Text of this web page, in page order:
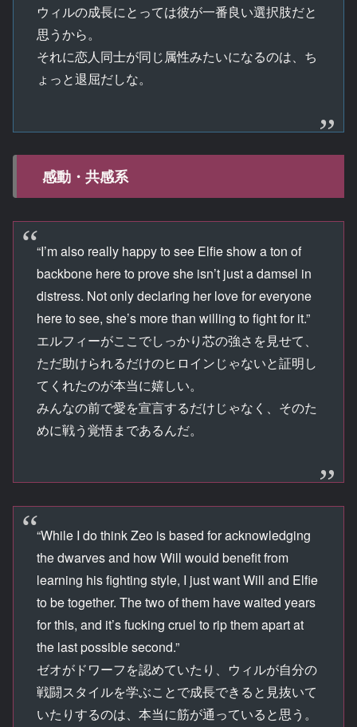
ウィルの成長にとっては彼が一番良い選択肢だと
思うから。
それに恋人同士が同じ属性みたいになるのは、ち
ょっと退屈だしな。
感動・共感系
“I’m also really happy to see Elfie show a ton of
backbone here to prove she isn’t just a damsel in
distress. Not only declaring her love for everyone
here to see, she’s more than willing to fight for it.”
エルフィーがここでしっかり芯の強さを見せて、
ただ助けられるだけのヒロインじゃないと証明し
てくれたのが本当に嬉しい。
みんなの前で愛を宣言するだけじゃなく、そのた
めに戦う覚悟まであるんだ。
“While I do think Zeo is based for acknowledging
the dwarves and how Will would benefit from
learning his fighting style, I just want Will and Elfie
to be together. The two of them have waited years
for this, and it’s fucking cruel to rip them apart at
the last possible second.”
ゼオがドワーフを認めていたり、ウィルが自分の
戦闘スタイルを学ぶことで成長できると見抜いて
いたりするのは、本当に筋が通っていると思う。